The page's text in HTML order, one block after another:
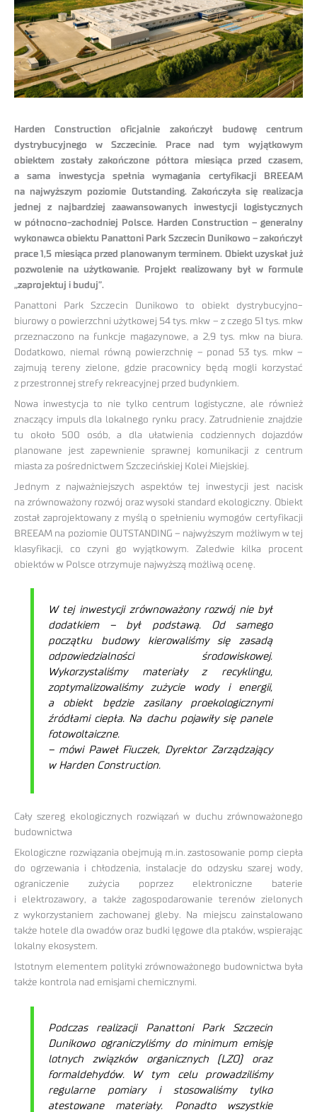
Harden Construction oficjalnie zakończył budowę centrum
dystrybucyjnego w Szczecinie. Prace nad tym wyjątkowym
obiektem zostały zakończone półtora miesiąca przed czasem,
a sama inwestycja spełnia wymagania certyfikacji BREEAM
na najwyższym poziomie Outstanding. Zakończyła się realizacja
jednej z najbardziej zaawansowanych inwestycji logistycznych
w północno-zachodniej Polsce. Harden Construction – generalny
wykonawca obiektu Panattoni Park Szczecin Dunikowo – zakończył
prace 1,5 miesiąca przed planowanym terminem. Obiekt uzyskał już
pozwolenie na użytkowanie. Projekt realizowany był w formule
„zaprojektuj i buduj”.
Panattoni Park Szczecin Dunikowo to obiekt dystrybucyjno-
biurowy o powierzchni użytkowej 54 tys. mkw – z czego 51 tys. mkw
przeznaczono na funkcje magazynowe, a 2,9 tys. mkw na biura.
Dodatkowo, niemal równą powierzchnię – ponad 53 tys. mkw –
zajmują tereny zielone, gdzie pracownicy będą mogli korzystać
z przestronnej strefy rekreacyjnej przed budynkiem.
Nowa inwestycja to nie tylko centrum logistyczne, ale również
znaczący impuls dla lokalnego rynku pracy. Zatrudnienie znajdzie
tu około 500 osób, a dla ułatwienia codziennych dojazdów
planowane jest zapewnienie sprawnej komunikacji z centrum
miasta za pośrednictwem Szczecińskiej Kolei Miejskiej.
Jednym z najważniejszych aspektów tej inwestycji jest nacisk
na zrównoważony rozwój oraz wysoki standard ekologiczny. Obiekt
został zaprojektowany z myślą o spełnieniu wymogów certyfikacji
BREEAM na poziomie OUTSTANDING – najwyższym możliwym w tej
klasyfikacji, co czyni go wyjątkowym. Zaledwie kilka procent
obiektów w Polsce otrzymuje najwyższą możliwą ocenę.
W tej inwestycji zrównoważony rozwój nie był
dodatkiem – był podstawą. Od samego
początku budowy kierowaliśmy się zasadą
odpowiedzialności środowiskowej.
Wykorzystaliśmy materiały z recyklingu,
zoptymalizowaliśmy zużycie wody i energii,
a obiekt będzie zasilany proekologicznymi
źródłami ciepła. Na dachu pojawiły się panele
fotowoltaiczne.
– mówi Paweł Fiuczek, Dyrektor Zarządzający
w Harden Construction.
Cały szereg ekologicznych rozwiązań w duchu zrównoważonego
budownictwa
Ekologiczne rozwiązania obejmują m.in. zastosowanie pomp ciepła
do ogrzewania i chłodzenia, instalacje do odzysku szarej wody,
ograniczenie zużycia poprzez elektroniczne baterie
i elektrozawory, a także zagospodarowanie terenów zielonych
z wykorzystaniem zachowanej gleby. Na miejscu zainstalowano
także hotele dla owadów oraz budki lęgowe dla ptaków, wspierając
lokalny ekosystem.
Istotnym elementem polityki zrównoważonego budownictwa była
także kontrola nad emisjami chemicznymi.
Podczas realizacji Panattoni Park Szczecin
Dunikowo ograniczyliśmy do minimum emisję
lotnych związków organicznych (LZO) oraz
formaldehydów. W tym celu prowadziliśmy
regularne pomiary i stosowaliśmy tylko
atestowane materiały. Ponadto wszystkie